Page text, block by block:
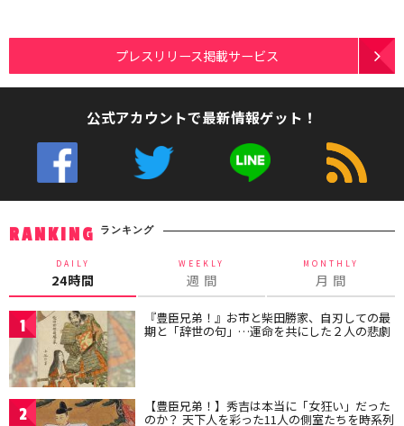
プレスリリース掲載サービス
公式アカウントで最新情報ゲット！
RANKING ランキング
DAILY
24時間
WEEKLY
週 間
MONTHLY
月 間
1 『豊臣兄弟！』お市と柴田勝家、自刃しての最
期と「辞世の句」…運命を共にした２人の悲劇
2 【豊臣兄弟！】秀吉は本当に「女狂い」だった
のか？ 天下人を彩った11人の側室たちを時系列